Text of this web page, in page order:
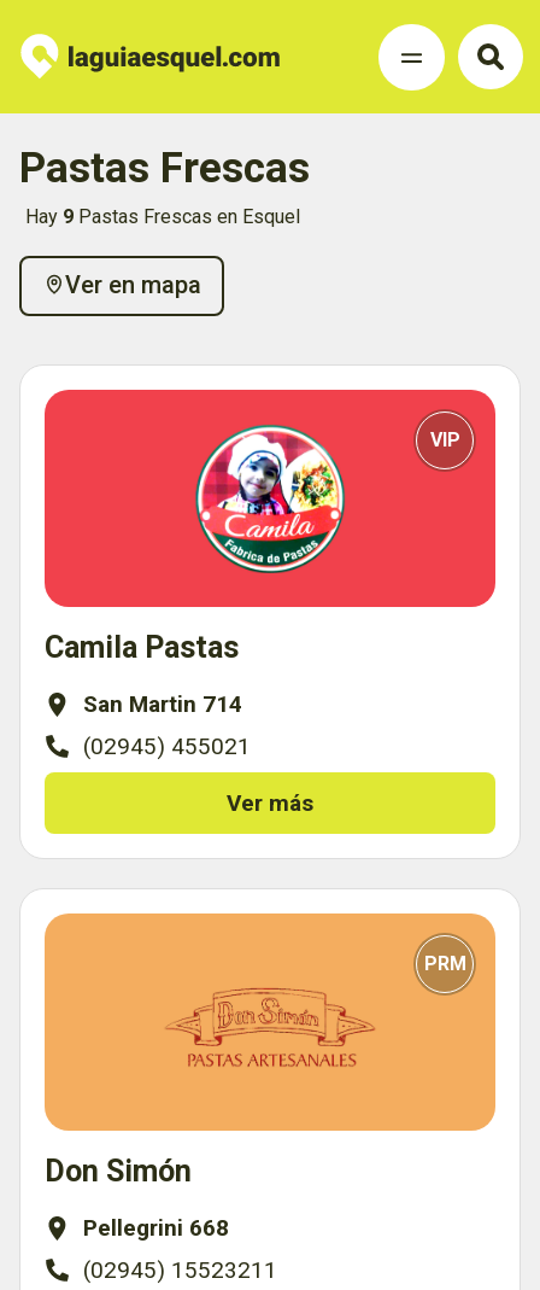
Pastas Frescas
Hay 9 Pastas Frescas en Esquel
Ver en mapa
VIP
Camila Pastas
San Martin 714
(02945) 455021
Ver más
PRM
Don Simón
Pellegrini 668
(02945) 15523211